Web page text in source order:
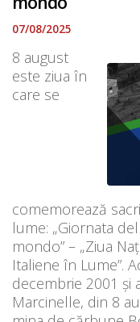
07/08/2025
8 august
este ziua în
care se
comemorează
lume: „Giornata
mondo” – „Ziua
Italiene în Lume”.
decembrie 2001 și
Marcinelle, din 8